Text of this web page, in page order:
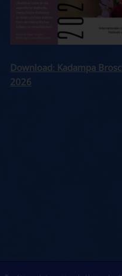
Download: Kadampa
2026